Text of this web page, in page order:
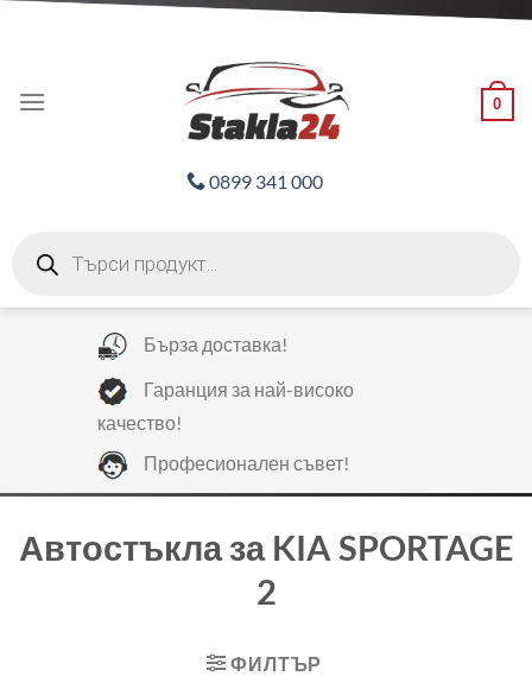
0
0899 341 000
search
Бърза доставка!
Гаранция за най-високо
качество!
Професионален съвет!
Автостъкла за KIA SPORTAGE
2
ФИЛТЪР